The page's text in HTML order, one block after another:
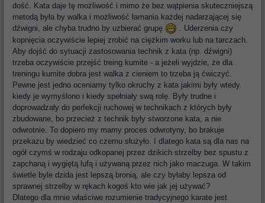
dość. Kata daje tę możliwość i mimo że bez wątpienia skuteczniejszą
metodą była by walka i możliwość łamania każdej nadarzającej się
dźwigni, ale chyba trudno by uzbierać grupę
. Uderzenia czy
kopnięcia oczywiście lepiej zrobić na ciężkim worku lub na tarczach.
Aby dojść do sytuacji zastosowania technik z kata (np. dźwigni)
trzeba oczywiście przejść treing kumite - a jeżeli wyjdzie, że dla
treningu kumite dobra jest walka z cieniem to trzeba ją ćwiczyć.
Pewne jest jedno oceniamy tylko okruchy z kata jakimi były wtedy
kiedy je wymyślono i kiedy spełniały swą rolę. Były trudne i
doprowadzały do perfekcji ruchowej w technikach z których były
zbudowane, bo przecież z technik były stworzone kata, a nie
odwrotnie. To dopiero my mamy proces odwrotyny, bo brakuje
przekazu by wiedzieć co czemu służyło. I dlatego kata są dla nas na
ogół czymś w rodzaju odkopanej przez dzikich strzelby bez spustu z
zapchaną i wygiętą lufą i używaną przez nich jako maczuga. W takim
świetle byle dzida jest lepszą bronią, ale czy byłaby lepsza od
sprawnej strzelby w rękach kogoś kto wie jak jej używać?
Dlatego dla mnie właściwe rozumienie tradycyjnego karate jest